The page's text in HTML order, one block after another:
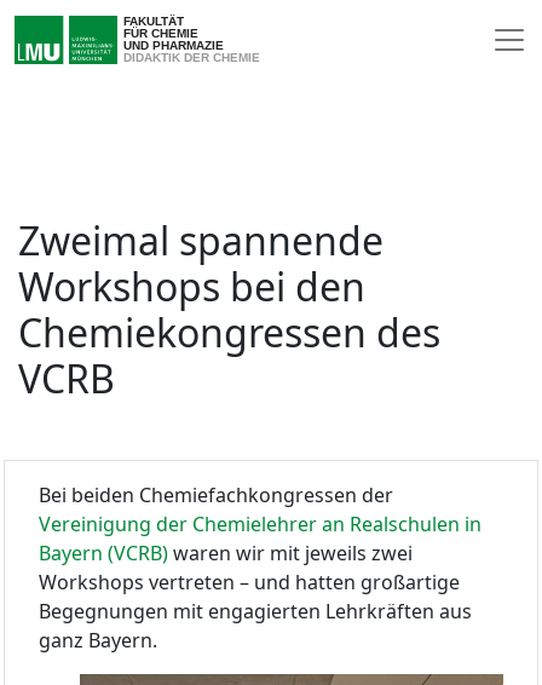
FAKULTÄT
FÜR CHEMIE
UND PHARMAZIE
DIDAKTIK DER CHEMIE
Zweimal spannende
Workshops bei den
Chemiekongressen des
VCRB
Bei beiden Chemiefachkongressen der
Vereinigung der Chemielehrer an Realschulen in
Bayern (VCRB)waren wir mit jeweils zwei
Workshops vertreten – und hatten großartige
Begegnungen mit engagierten Lehrkräften aus
ganz Bayern.